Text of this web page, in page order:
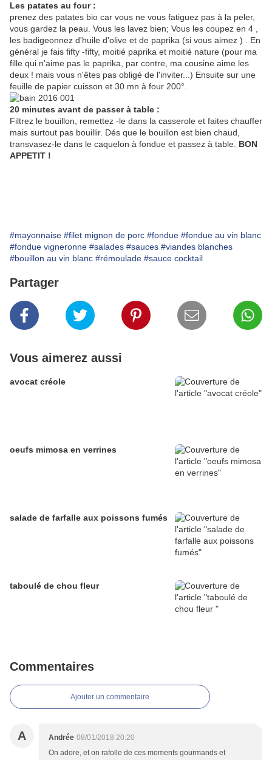
Les patates au four :
prenez des patates bio car vous ne vous fatiguez pas à la peler,
vous gardez la peau. Vous les lavez bien; Vous les coupez en 4 ,
les badigeonnez d'huile d'olive et de paprika (si vous aimez ) . En
général je fais fifty -fifty, moitié paprika et moitié nature (pour ma
fille qui n'aime pas le paprika, par contre, ma cousine aime les
deux ! mais vous n'êtes pas obligé de l'inviter...) Ensuite sur une
feuille de papier cuisson et 30 mn à four 200°.
20 minutes avant de passer à table :
Filtrez le bouillon, remettez -le dans la casserole et faites chauffer
mais surtout pas bouillir. Dés que le bouillon est bien chaud,
transvasez-le dans le caquelon à fondue et passez à table. BON
APPETIT !
#mayonnaise #filet mignon de porc #fondue #fondue au vin blanc
#fondue vigneronne #salades #sauces #viandes blanches
#bouillon au vin blanc #rémoulade #sauce cocktail
Partager
Vous aimerez aussi
avocat créole
oeufs mimosa en verrines
salade de farfalle aux poissons fumés
taboulé de chou fleur
Commentaires
Ajouter un commentaire
A Andrée 08/01/2018 20:20
On adore, et on rafolle de ces moments gourmands et